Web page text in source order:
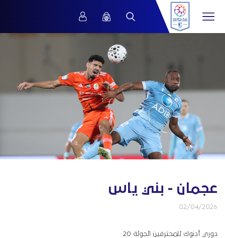
عجمان - بني ياس
02/04/2026
دوري أدنوك للمحترفين الجولة 20